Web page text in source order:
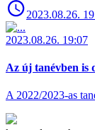
2023.08.26.
2023.08.26. 19:07
Az új tanévben is
A 2022/2023-as